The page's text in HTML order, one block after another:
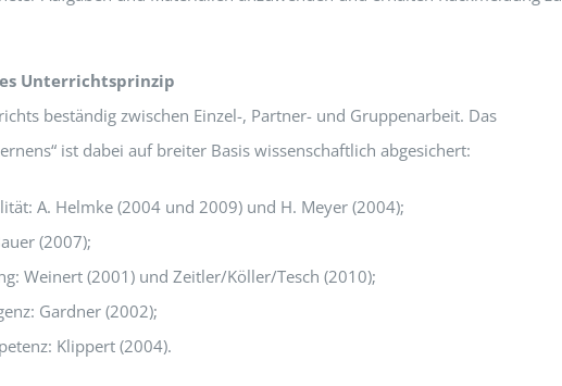
Unterrichtsprinzip
beständig zwischen Einzel-, Partner- und Gruppenarbeit. Das
ist dabei auf breiter Basis wissenschaftlich abgesichert:
A. Helmke (2004 und 2009) und H. Meyer (2004);
(2007);
Weinert (2001) und Zeitler/Köller/Tesch (2010);
Gardner (2002);
Klippert (2004).